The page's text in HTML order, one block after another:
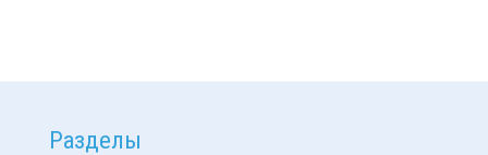
Разделы